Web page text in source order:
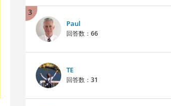
3
Paul
回答数： 66
TE
回答数： 31